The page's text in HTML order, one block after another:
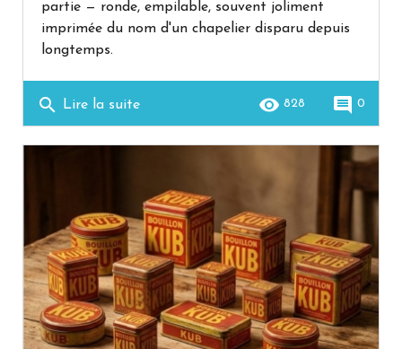
partie — ronde, empilable, souvent joliment
imprimée du nom d'un chapelier disparu depuis
longtemps.
search Lire la suite comment 0
remove_red_eye 828